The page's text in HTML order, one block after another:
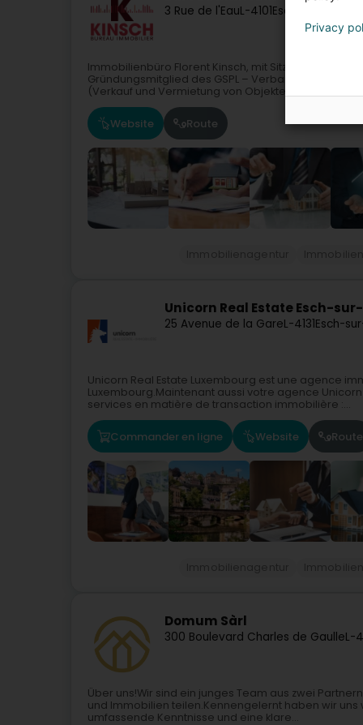
3 Rue de l'EauL-4101Esch-sur-
Immobilienbüro Florent Kinsch, mit Sitz in Esch-sur-
Gründungsmitglied des GSPL – Verband der
(Verkauf und Vermietung von Objekten).Über 40...
Website Route
Unicorn Real Estate Esch-
25 Avenue de la GareL-4131Esch-
Unicorn Real Estate Luxembourg est une agence
Luxembourg.Maintenant aussi votre agence
services en matière de transaction immobilière :...
Commander en ligne Website Route
Domum Sàrl
300 Boulevard Charles de GaulleL-
Über uns!Wir sind ein junges Team aus zwei
und Immobilien teilen.Kennengelernt haben wir
umfassende Kenntnisse und eine klare...
Privacy